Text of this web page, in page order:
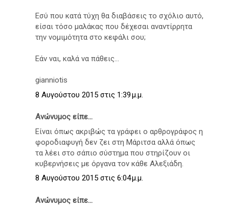
Εσύ που κατά τύχη θα διαβάσεις το σχόλιο αυτό,
είσαι τόσο μαλάκας που δέχεσαι αναντίρρητα
την νομιμότητα στο κεφάλι σου;
Εάν ναι, καλά να πάθεις...
gianniotis
8 Αυγούστου 2015 στις 1:39 μ.μ.
Ανώνυμος είπε...
Είναι όπως ακριβώς τα γράφει ο αρθρογράφος η
φοροδιαφυγή δεν ζει στη Μάριτσα αλλά όπως
τα λέει στο σάπιο σύστημα που στηρίζουν οι
κυβερνήσεις με όργανα τον κάθε Αλεξιάδη.
8 Αυγούστου 2015 στις 6:04 μ.μ.
Ανώνυμος είπε...